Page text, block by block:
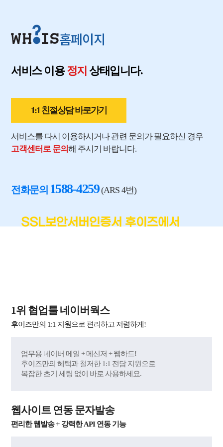
홈페이지
서비스 이용정지 상태입니다.
1:1 친절상담 바로가기
서비스를 다시 이용하시거나 관련 문의가 필요하신 경우
고객센터로 문의해 주시기 바랍니다.
전화문의 1588-4259(ARS 4번)
SSL보안서버인증서 후이즈에서
1위 협업툴 네이버웍스
후이즈만의 1:1 지원으로 편리하고 저렴하게!
업무용 네이버 메일 + 메신저 + 웹하드!
후이즈만의 혜택과 철저한 1:1 전담 지원으로
복잡한 초기 세팅 없이 바로 사용하세요.
웹사이트 연동 문자발송
편리한 웹발송 + 강력한 API 연동 기능